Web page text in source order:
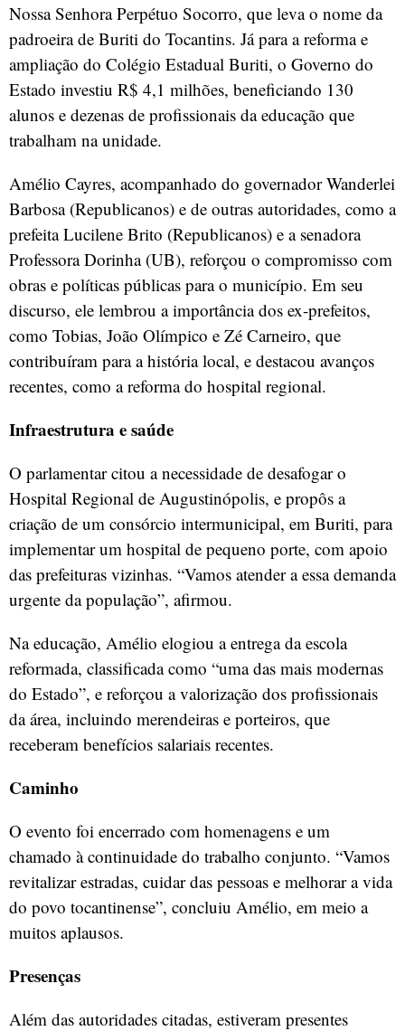
Nossa Senhora Perpétuo Socorro, que leva o nome da
padroeira de Buriti do Tocantins. Já para a reforma e
ampliação do Colégio Estadual Buriti, o Governo do
Estado investiu R$ 4,1 milhões, beneficiando 130
alunos e dezenas de profissionais da educação que
trabalham na unidade.
Amélio Cayres, acompanhado do governador Wanderlei
Barbosa (Republicanos) e de outras autoridades, como a
prefeita Lucilene Brito (Republicanos) e a senadora
Professora Dorinha (UB), reforçou o compromisso com
obras e políticas públicas para o município. Em seu
discurso, ele lembrou a importância dos ex-prefeitos,
como Tobias, João Olímpico e Zé Carneiro, que
contribuíram para a história local, e destacou avanços
recentes, como a reforma do hospital regional.
Infraestrutura e saúde
O parlamentar citou a necessidade de desafogar o
Hospital Regional de Augustinópolis, e propôs a
criação de um consórcio intermunicipal, em Buriti, para
implementar um hospital de pequeno porte, com apoio
das prefeituras vizinhas. “Vamos atender a essa demanda
urgente da população”, afirmou.
Na educação, Amélio elogiou a entrega da escola
reformada, classificada como “uma das mais modernas
do Estado”, e reforçou a valorização dos profissionais
da área, incluindo merendeiras e porteiros, que
receberam benefícios salariais recentes.
Caminho
O evento foi encerrado com homenagens e um
chamado à continuidade do trabalho conjunto. “Vamos
revitalizar estradas, cuidar das pessoas e melhorar a vida
do povo tocantinense”, concluiu Amélio, em meio a
muitos aplausos.
Presenças
Além das autoridades citadas, estiveram presentes